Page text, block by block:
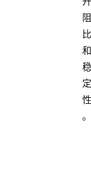
阻
比
和
稳
定
性
。